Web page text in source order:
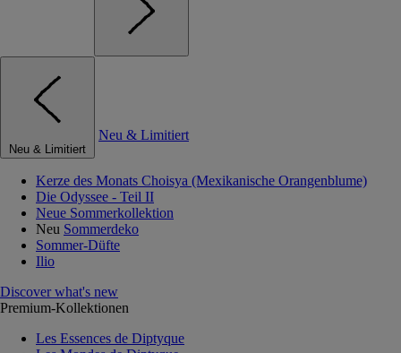
Neu & Limitiert
Neu & Limitiert
Kerze des Monats Choisya (Mexikanische Orangenblume)
Die Odyssee - Teil II
Neue Sommerkollektion
Neu Sommerdeko
Sommer-Düfte
Ilio
Discover what's new
Premium-Kollektionen
Les Essences de Diptyque